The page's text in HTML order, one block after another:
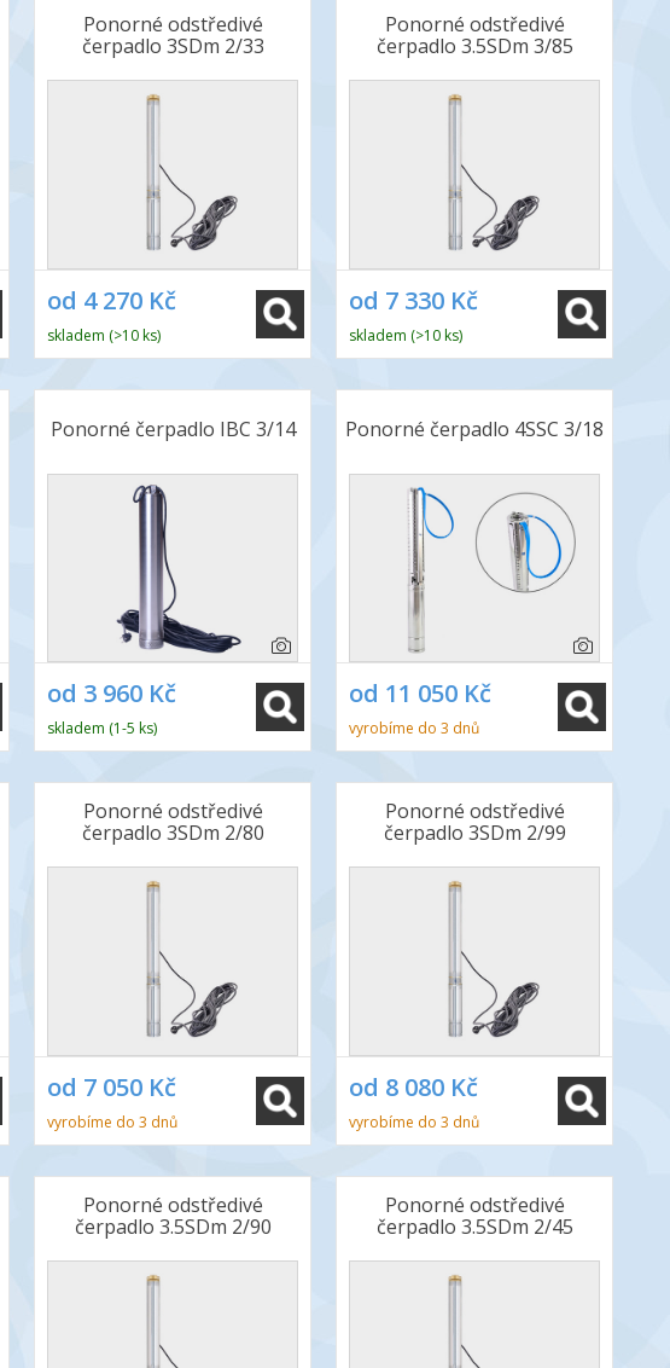
Ponorné odstředivé
čerpadlo 3SDm 2/33
od 4 270 Kč
skladem (>10 ks)
Ponorné odstředivé
čerpadlo 3.5SDm 3/85
od 7 330 Kč
skladem (>10 ks)
Ponorné čerpadlo IBC 3/14
od 3 960 Kč
skladem (1-5 ks)
Ponorné čerpadlo 4SSC 3/18
od 11 050 Kč
vyrobíme do 3 dnů
Ponorné odstředivé
čerpadlo 3SDm 2/80
od 7 050 Kč
vyrobíme do 3 dnů
Ponorné odstředivé
čerpadlo 3SDm 2/99
od 8 080 Kč
vyrobíme do 3 dnů
Ponorné odstředivé
čerpadlo 3.5SDm 2/90
Ponorné odstředivé
čerpadlo 3.5SDm 2/45